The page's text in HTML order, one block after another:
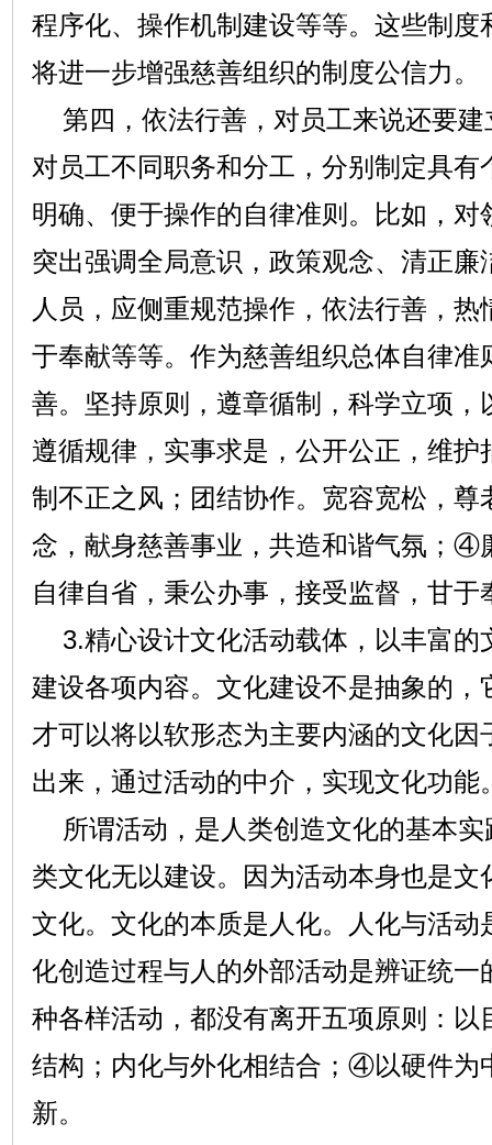
程序化、操作机制建设等等。这些制度
将进一步增强慈善组织的制度公信力。
第四，依法行善，对员工来说还要建
对员工不同职务和分工，分别制定具有
明确、便于操作的自律准则。比如，对
突出强调全局意识，政策观念、清正廉
人员，应侧重规范操作，依法行善，
于奉献等等。作为慈善组织总体自律准
善。坚持原则，遵章循制，科学立项，
遵循规律，实事求是，公开公正，维护
制不正之风；团结协作。宽容宽松，尊
念，献身慈善事业，共造和谐气氛；④
自律自省，秉公办事，接受监督，甘于
3.精心设计文化活动载体，以丰富的
建设各项内容。文化建设不是抽象的，
才可以将以软形态为主要内涵的文化因
出来，通过活动的中介，实现文化功能
所谓活动，是人类创造文化的基本实
类文化无以建设。因为活动本身也是文
文化。文化的本质是人化。人化与活动
化创造过程与人的外部活动是辨证统一
种各样活动，都没有离开五项原则：以
结构；内化与外化相结合；④以硬件
新。